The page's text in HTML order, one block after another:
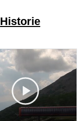
Historie